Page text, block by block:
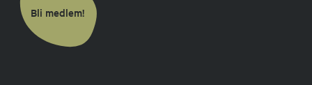
Bli medlem!